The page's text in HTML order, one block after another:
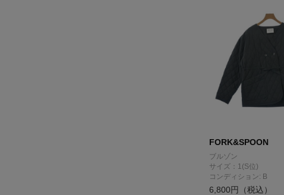
FORK&SPOON
ブルゾン
サイズ：1(S位)
コンディション: B
6,800円（税込）